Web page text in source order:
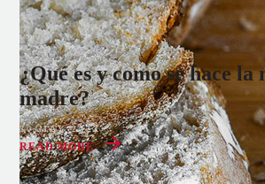
¿Qué es y como se hace la
madre?
30 MAY 2022
READ MORE